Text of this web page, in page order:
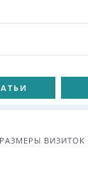
РАЗМЕРЫ ВИЗИТОК